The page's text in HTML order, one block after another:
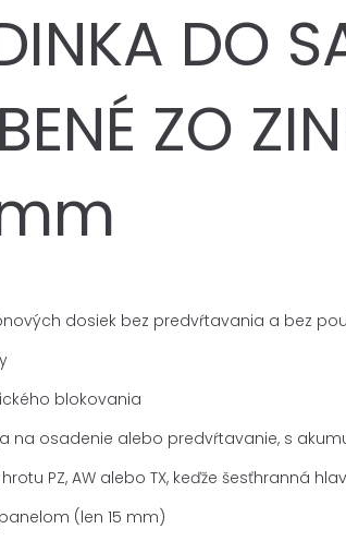
DO
ZO
dosiek bez predvŕtavania a bez
blokovania
na osadenie alebo predvŕtavanie, s
PZ, AW alebo TX, keďže šesťhranná
(len 15 mm)